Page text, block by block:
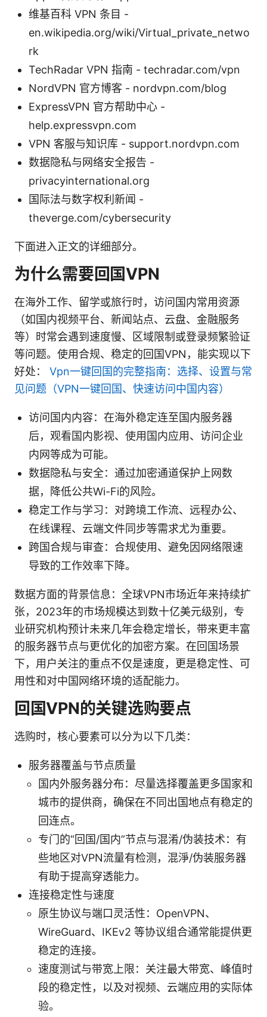
维基百科 VPN 条目 -
en.wikipedia.org/wiki/Virtual_private_netwo
rk
TechRadar VPN 指南 - techradar.com/vpn
NordVPN 官方博客 - nordvpn.com/blog
ExpressVPN 官方帮助中心 -
help.expressvpn.com
VPN 客服与知识库 - support.nordvpn.com
数据隐私与网络安全报告 -
privacyinternational.org
国际法与数字权利新闻 -
theverge.com/cybersecurity
下面进入正文的详细部分。
为什么需要回国VPN
在海外工作、留学或旅行时，访问国内常用资源
（如国内视频平台、新闻站点、云盘、金融服务
等）时常会遇到速度慢、区域限制或登录频繁验证
等问题。使用合规、稳定的回国VPN，能实现以下
好处： Vpn一键回国的完整指南：选择、设置与常
见问题（VPN一键回国、快速访问中国内容）
访问国内内容：在海外稳定连至国内服务器
后，观看国内影视、使用国内应用、访问企业
内网等成为可能。
数据隐私与安全：通过加密通道保护上网数
据，降低公共Wi-Fi的风险。
稳定工作与学习：对跨境工作流、远程办公、
在线课程、云端文件同步等需求尤为重要。
跨国合规与审查：合规使用、避免因网络限速
导致的工作效率下降。
数据方面的背景信息：全球VPN市场近年来持续扩
张，2023年的市场规模达到数十亿美元级别，专
业研究机构预计未来几年会稳定增长，带来更丰富
的服务器节点与更优化的加密方案。在回国场景
下，用户关注的重点不仅是速度，更是稳定性、可
用性和对中国网络环境的适配能力。
回国VPN的关键选购要点
选购时，核心要素可以分为以下几类：
服务器覆盖与节点质量
国内外服务器分布：尽量选择覆盖更多国家和
城市的提供商，确保在不同出国地点有稳定的
回连点。
专门的“回国/国内”节点与混淆/伪装技术：有
些地区对VPN流量有检测，混淨/伪装服务器
有助于提高穿透能力。
连接稳定性与速度
原生协议与端口灵活性：OpenVPN、
WireGuard、IKEv2 等协议组合通常能提供更
稳定的连接。
速度测试与带宽上限：关注最大带宽、峰值时
段的稳定性，以及对视频、云端应用的实际体
验。